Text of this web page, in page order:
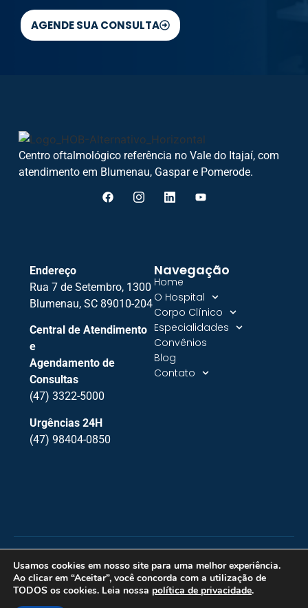
AGENDE SUA CONSULTA
Centro oftalmológico referência no Vale do Itajaí, com
atendimento em Blumenau, Gaspar e Pomerode.
Endereço
Rua 7 de Setembro, 1300
Blumenau, SC 89010-204
Central de Atendimento
e
Agendamento de
Consultas
(47) 3322-5000
Urgências 24H
(47) 98404-0850
Navegação
Home
O Hospital
Corpo Clínico
Especialidades
Convênios
Blog
Contato
Blumenau • 2026 • Diretor Técnico: Dr. Vilmar Müller –
Médico Oftalmologista – CRM-SC 2896 / RQE 1337
Usamos cookies em nosso site para uma melhor experiência.
Ao clicar em “Aceitar”, você concorda com a utilização de
TODOS os cookies. Leia nossa política de privacidade.